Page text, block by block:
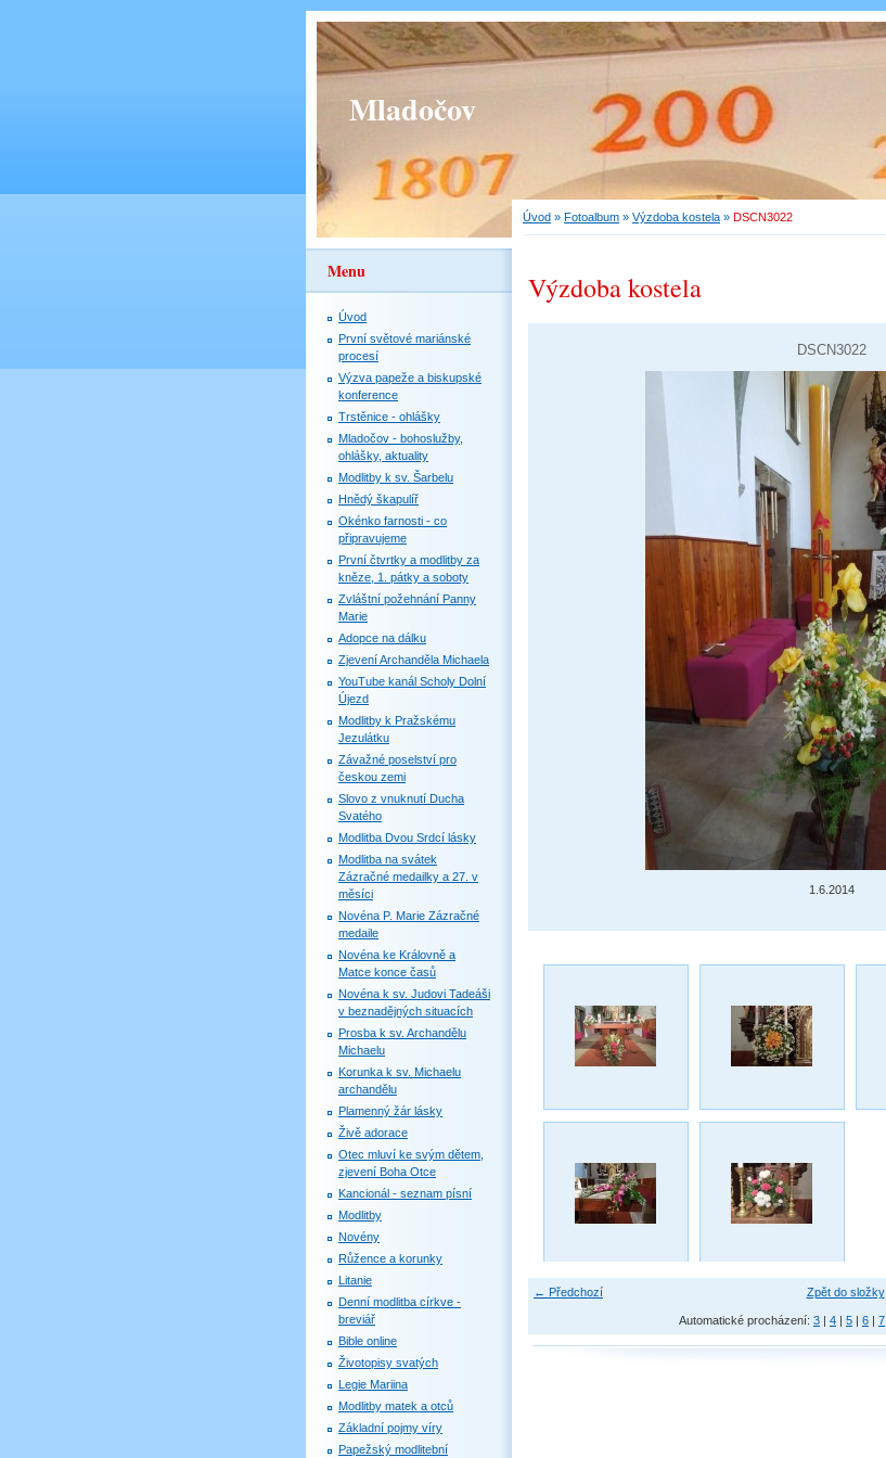
Mladočov
Úvod » Fotoalbum » Výzdoba kostela » DSCN3022
Výzdoba kostela
DSCN3022
1.6.2014
← Předchozí Zpět do složky
Automatické procházení: 3 | 4 | 5 | 6 | 7
Menu
Úvod
První světové mariánské
procesí
Výzva papeže a biskupské
konference
Trstěnice - ohlášky
Mladočov - bohoslužby,
ohlášky, aktuality
Modlitby k sv. Šarbelu
Hnědý škapulíř
Okénko farnosti - co
připravujeme
První čtvrtky a modlitby za
kněze, 1. pátky a soboty
Zvláštní požehnání Panny
Marie
Adopce na dálku
Zjevení Archanděla Michaela
YouTube kanál Scholy Dolní
Újezd
Modlitby k Pražskému
Jezulátku
Závažné poselství pro
českou zemi
Slovo z vnuknutí Ducha
Svatého
Modlitba Dvou Srdcí lásky
Modlitba na svátek
Zázračné medailky a 27. v
měsíci
Novéna P. Marie Zázračné
medaile
Novéna ke Královně a
Matce konce časů
Novéna k sv. Judovi Tadeáši
v beznadějných situacích
Prosba k sv. Archandělu
Michaelu
Korunka k sv. Michaelu
archandělu
Plamenný žár lásky
Živě adorace
Otec mluví ke svým dětem,
zjevení Boha Otce
Kancionál - seznam písní
Modlitby
Novény
Růžence a korunky
Litanie
Denní modlitba církve -
breviář
Bible online
Životopisy svatých
Legie Mariina
Modlitby matek a otců
Základní pojmy víry
Papežský modlitební